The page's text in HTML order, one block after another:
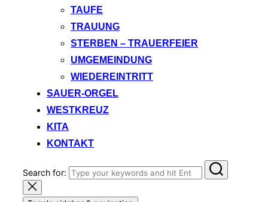
TAUFE
TRAUUNG
STERBEN – TRAUERFEIER
UMGEMEINDUNG
WIEDEREINTRITT
SAUER-ORGEL
WESTKREUZ
KITA
KONTAKT
Search for: